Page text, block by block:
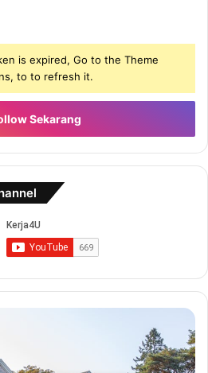
Sekarang
is expired, Go to the Theme
to to refresh it.
Sekarang